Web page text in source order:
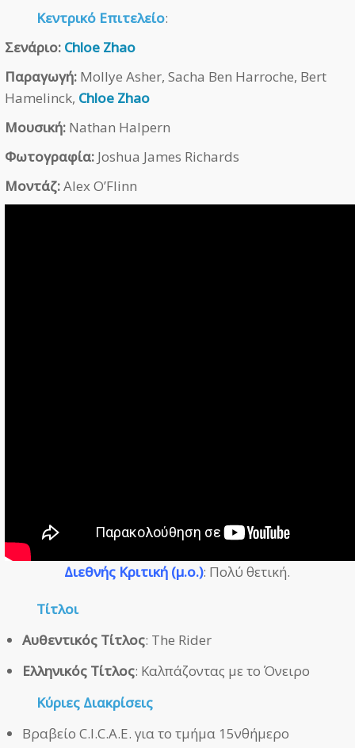
Κεντρικό Επιτελείο:
Σενάριο: Chloe Zhao
Παραγωγή: Mollye Asher, Sacha Ben Harroche, Bert
Hamelinck, Chloe Zhao
Μουσική: Nathan Halpern
Φωτογραφία: Joshua James Richards
Μοντάζ:Alex O’Flinn
Διεθνής Κριτική (μ.ο.): Πολύ θετική.
Τίτλοι
Αυθεντικός Τίτλος: The Rider
Ελληνικός Τίτλος: Καλπάζοντας με το Όνειρο
Κύριες Διακρίσεις
Βραβείο C.I.C.A.E. για το τμήμα 15νθήμερο